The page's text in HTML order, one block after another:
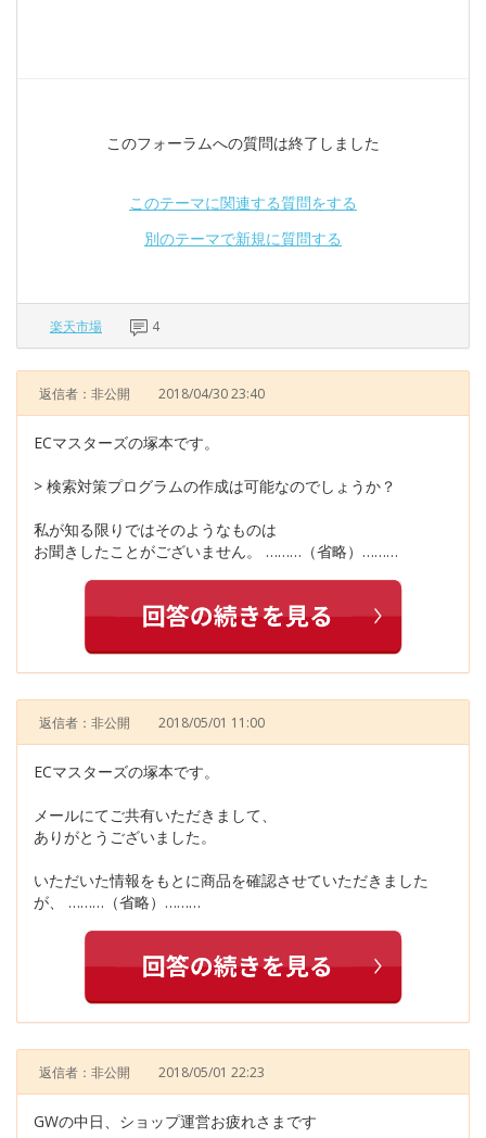
このフォーラムへの質問は終了しました
このテーマに関連する質問をする
別のテーマで新規に質問する
楽天市場 4
返信者：非公開 2018/04/30 23:40
ECマスターズの塚本です。
> 検索対策プログラムの作成は可能なのでしょうか？
私が知る限りではそのようなものは
お聞きしたことがございません。 ………（省略）………
返信者：非公開 2018/05/01 11:00
ECマスターズの塚本です。
メールにてご共有いただきまして、
ありがとうございました。
いただいた情報をもとに商品を確認させていただきました
が、 ………（省略）………
返信者：非公開 2018/05/01 22:23
GWの中日、ショップ運営お疲れさまです